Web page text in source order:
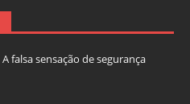
A falsa sensação de segurança